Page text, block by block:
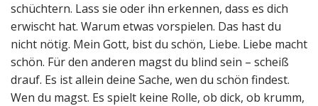
schüchtern. Lass sie oder ihn erkennen, dass es dich
erwischt hat. Warum etwas vorspielen. Das hast du
nicht nötig. Mein Gott, bist du schön, Liebe. Liebe macht
schön. Für den anderen magst du blind sein – scheiß
drauf. Es ist allein deine Sache, wen du schön findest.
Wen du magst. Es spielt keine Rolle, ob dick, ob krumm,